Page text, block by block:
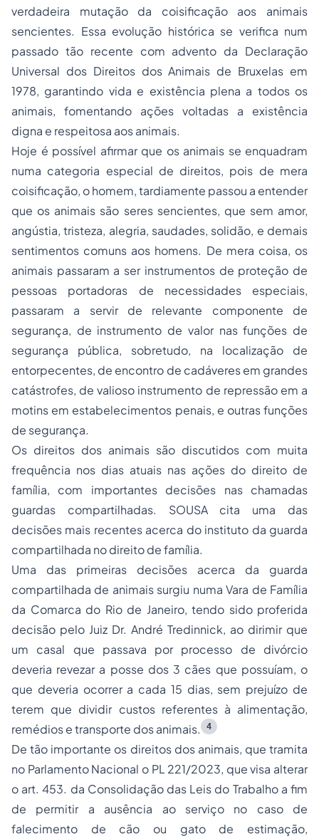
verdadeira mutação da coisificação aos animais
sencientes. Essa evolução histórica se verifica num
passado tão recente com advento da Declaração
Universal dos Direitos dos Animais de Bruxelas em
1978, garantindo vida e existência plena a todos os
animais, fomentando ações voltadas a existência
digna e respeitosa aos animais.
Hoje é possível afirmar que os animais se enquadram
numa categoria especial de direitos, pois de mera
coisificação, o homem, tardiamente passou a entender
que os animais são seres sencientes, que sem amor,
angústia, tristeza, alegria, saudades, solidão, e demais
sentimentos comuns aos homens. De mera coisa, os
animais passaram a ser instrumentos de proteção de
pessoas portadoras de necessidades especiais,
passaram a servir de relevante componente de
segurança, de instrumento de valor nas funções de
segurança pública, sobretudo, na localização de
entorpecentes, de encontro de cadáveres em grandes
catástrofes, de valioso instrumento de repressão em a
motins em estabelecimentos penais, e outras funções
de segurança.
Os direitos dos animais são discutidos com muita
frequência nos dias atuais nas ações do direito de
família, com importantes decisões nas chamadas
guardas compartilhadas. SOUSA cita uma das
decisões mais recentes acerca do instituto da guarda
compartilhada no direito de família.
Uma das primeiras decisões acerca da guarda
compartilhada de animais surgiu numa Vara de Família
da Comarca do Rio de Janeiro, tendo sido proferida
decisão pelo Juiz Dr. André Tredinnick, ao dirimir que
um casal que passava por processo de divórcio
deveria revezar a posse dos 3 cães que possuíam, o
que deveria ocorrer a cada 15 dias, sem prejuízo de
terem que dividir custos referentes à alimentação,
remédios e transporte dos animais.
4
De tão importante os direitos dos animais, que tramita
no Parlamento Nacional o PL 221/2023, que visa alterar
o art. 453. da Consolidação das Leis do Trabalho a fim
de permitir a ausência ao serviço no caso de
falecimento de cão ou gato de estimação,